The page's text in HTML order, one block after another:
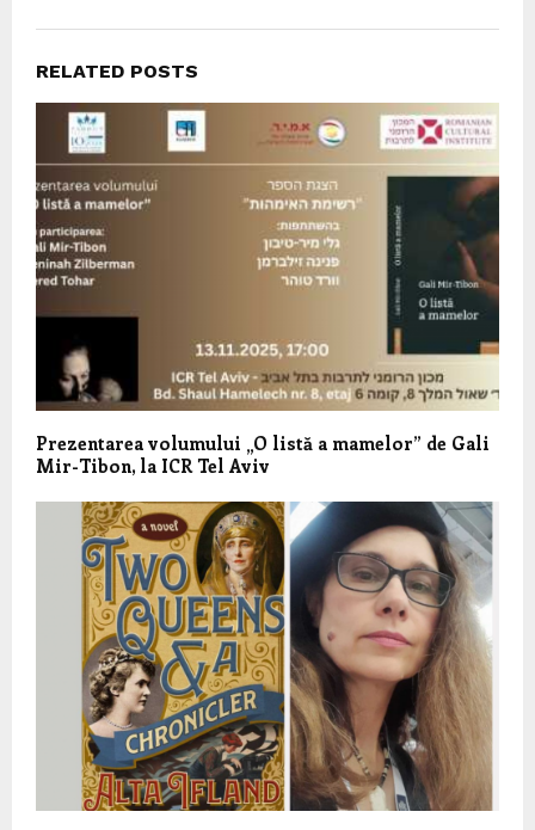
RELATED POSTS
Prezentarea volumului „O listă a mamelor” de Gali
Mir-Tibon, la ICR Tel Aviv